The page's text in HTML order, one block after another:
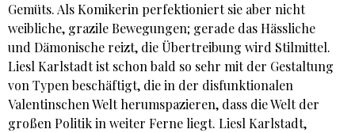
Gemüts. Als Komikerin perfektioniert sie aber nicht
weibliche, grazile Bewegungen; gerade das Hässliche
und Dämonische reizt, die Übertreibung wird Stilmittel.
Liesl Karlstadt ist schon bald so sehr mit der Gestaltung
von Typen beschäftigt, die in der disfunktionalen
Valentinschen Welt herumspazieren, dass die Welt der
großen Politik in weiter Ferne liegt. Liesl Karlstadt,